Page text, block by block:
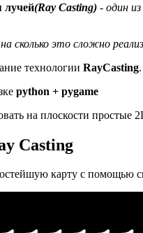
лучей(Ray Casting) - один
сколько это сложно
технологии RayCasting.
python + pygame
на плоскости
Casting
карту с помощью